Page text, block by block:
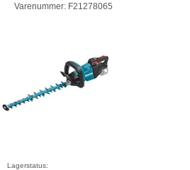
Varenummer: F21278065
Lagerstatus: